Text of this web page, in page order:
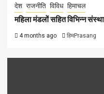
देश राजनीति विविध हिमाचल
महिला मंडलों सहित विभिन्न
4 months ago हिमPrasang